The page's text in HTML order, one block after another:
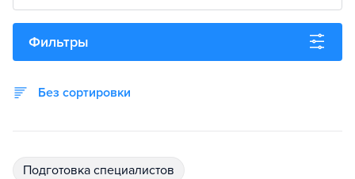
Фильтры
Без сортировки
подготовка специалистов